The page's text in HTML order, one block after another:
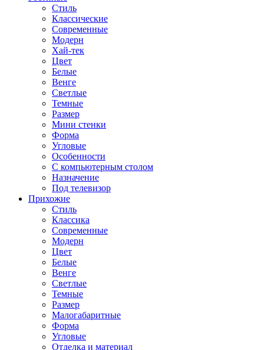
Стиль
Классические
Современные
Модерн
Хай-тек
Цвет
Белые
Венге
Светлые
Темные
Размер
Мини стенки
Форма
Угловые
Особенности
С компьютерным столом
Назначение
Под телевизор
Прихожие
Стиль
Классика
Современные
Модерн
Цвет
Белые
Венге
Светлые
Темные
Размер
Малогабаритные
Форма
Угловые
Отделка и материал